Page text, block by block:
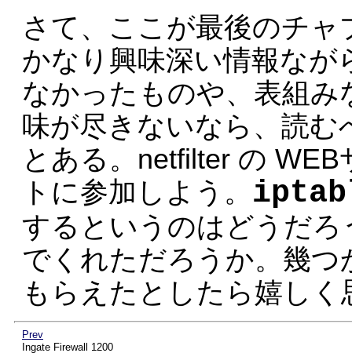
さて、ここが最後のチ
かなり興味深い情報な
なかったものや、表組
味が尽きないなら、読
とある。netfilter の
トに参加しよう。
するというのはどうだ
でくれただろうか。幾
もらえたとしたら嬉しく
Prev
Ingate Firewall 1200